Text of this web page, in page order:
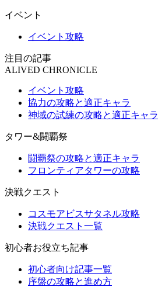
イベント
イベント攻略
注目の記事
ALIVED CHRONICLE
イベント攻略
協力の攻略と適正キャラ
神域の試練の攻略と適正キャラ
タワー&闘覇祭
闘覇祭の攻略と適正キャラ
フロンティアタワーの攻略
決戦クエスト
コスモアビスサタネル攻略
決戦クエスト一覧
初心者お役立ち記事
初心者向け記事一覧
序盤の攻略と進め方